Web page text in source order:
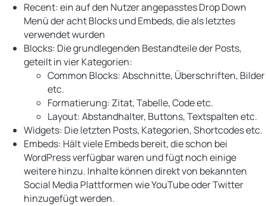
Recent: ein auf den Nutzer angepasstes Drop Down
Menü der acht Blocks und Embeds, die als letztes
verwendet wurden
Blocks: Die grundlegenden Bestandteile der Posts,
geteilt in vier Kategorien:
Common Blocks: Abschnitte, Überschriften, Bilder
etc.
Formatierung: Zitat, Tabelle, Code etc.
Layout: Abstandhalter, Buttons, Textspalten etc.
Widgets: Die letzten Posts, Kategorien, Shortcodes etc.
Embeds: Hält viele Embeds bereit, die schon bei
WordPress verfügbar waren und fügt noch einige
weitere hinzu. Inhalte können direkt von bekannten
Social Media Plattformen wie YouTube oder Twitter
hinzugefügt werden.